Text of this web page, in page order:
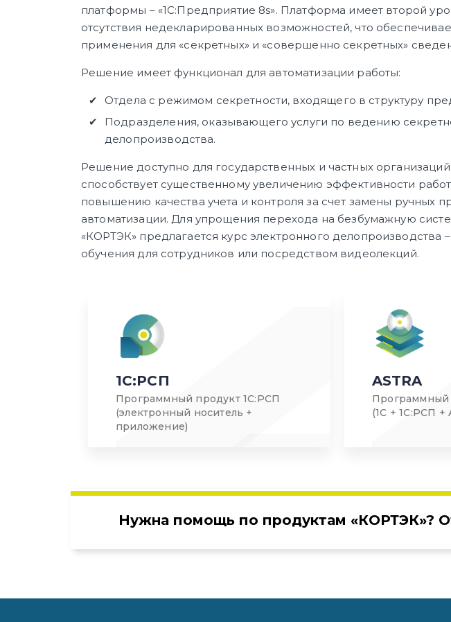
платформы – «1С:Предприятие 8s». Платформа имеет второй
отсутствия недекларированных возможностей, что
применения для «секретных» и «совершенно секретных»
Решение имеет функционал для автоматизации работы:
Отдела с режимом секретности, входящего в структуру
Подразделения, оказывающего услуги по ведению
делопроизводства.
Решение доступно для государственных и частных
способствует существенному увеличению эффективности
повышению качества учета и контроля за счет замены ручных
автоматизации. Для упрощения перехода на безбумажную
«КОРТЭК» предлагается курс электронного делопроизводства
обучения для сотрудников или посредством видеолекций.
1С:РСП
Программный продукт 1С:РСП
(электронный носитель +
приложение)
ASTRA
Программный
(1С + 1С:РСП +
Нужна помощь по продуктам «КОРТЭК»?